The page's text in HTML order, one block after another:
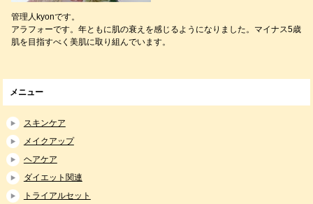
管理人kyonです。
アラフォーです。年ともに肌の衰えを感じるようになりました。マイナス5歳
肌を目指すべく美肌に取り組んでいます。
メニュー
スキンケア
メイクアップ
ヘアケア
ダイエット関連
トライアルセット